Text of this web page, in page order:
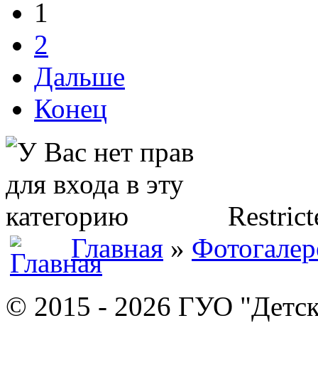
1
2
Дальше
Конец
Главная »
© 2015 - 2026 ГУО